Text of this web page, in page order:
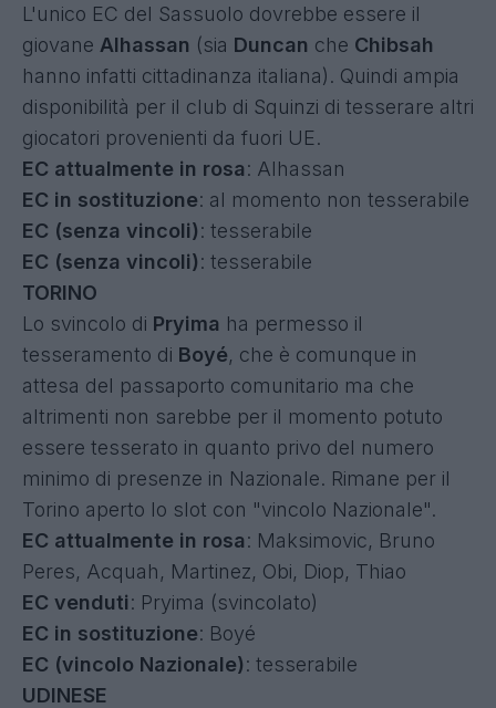
L'unico EC del Sassuolo dovrebbe essere il
giovane Alhassan (sia Duncan che Chibsah
hanno infatti cittadinanza italiana). Quindi ampia
disponibilità per il club di Squinzi di tesserare altri
giocatori provenienti da fuori UE.
EC attualmente in rosa: Alhassan
EC in sostituzione: al momento non tesserabile
EC (senza vincoli): tesserabile
EC (senza vincoli): tesserabile
TORINO
Lo svincolo di Pryima ha permesso il
tesseramento di Boyé, che è comunque in
attesa del passaporto comunitario ma che
altrimenti non sarebbe per il momento potuto
essere tesserato in quanto privo del numero
minimo di presenze in Nazionale. Rimane per il
Torino aperto lo slot con "vincolo Nazionale".
EC attualmente in rosa: Maksimovic, Bruno
Peres, Acquah, Martinez, Obi, Diop, Thiao
EC venduti: Pryima (svincolato)
EC in sostituzione: Boyé
EC (vincolo Nazionale): tesserabile
UDINESE